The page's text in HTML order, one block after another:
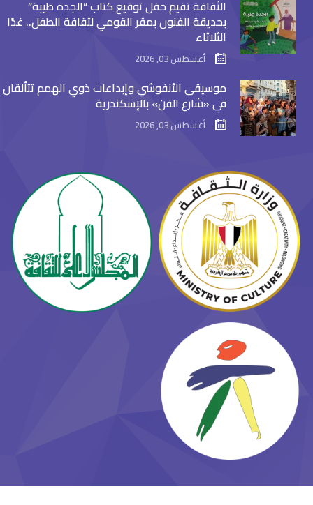
الثقافة تقيم حفل توقيع كتاب “الجدة طيبة”
بحديقة الفنون بمقر القومي لثقافة الطفل.. غدًا
الثلاثاء
أغسطس 03, 2026
موسيقى الأنفوشي وإبداعات ذوي الهمم تتألقان
في «شارع الفن» بالإسكندرية
أغسطس 03, 2026